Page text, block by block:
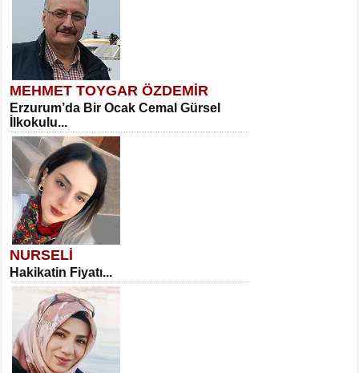
MEHMET TOYGAR ÖZDEMİR
Erzurum’da Bir Ocak Cemal Gürsel
İlkokulu...
NURSELİ
Hakikatin Fiyatı...